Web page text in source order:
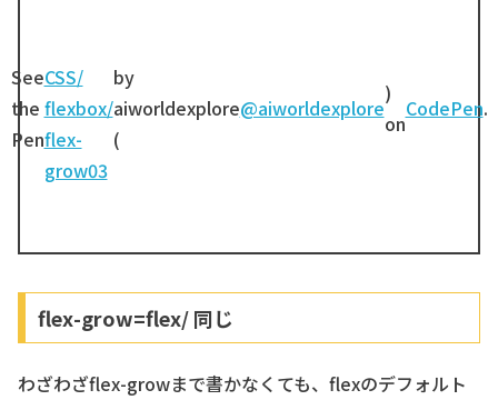
See
the
Pen
CSS/
flexbox/
flex-
grow03
by
aiworldexplore
(
@aiworldexplore
)
on
CodePen.
flex-grow=flex/ 同じ
わざわざflex-growまで書かなくても、flexのデフォルト